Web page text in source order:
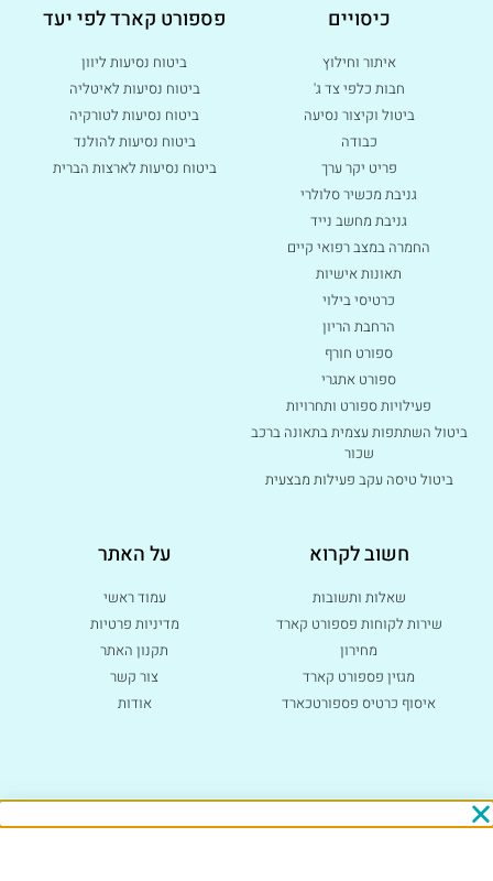
כיסויים
איתור וחילוץ
חבות כלפי צד ג'
ביטול וקיצור נסיעה
כבודה
פריט יקר ערך
גניבת מכשיר סלולרי
גניבת מחשב נייד
החמרה במצב רפואי קיים
תאונות אישיות
כרטיסי בילוי
הרחבת הריון
ספורט חורף
ספורט אתגרי
פעילויות ספורט ותחרויות
ביטול השתתפות עצמית בתאונה ברכב
שכור
ביטול טיסה עקב פעילות מבצעית
פספורט קארד לפי יעד
ביטוח נסיעות ליוון
ביטוח נסיעות לאיטליה
ביטוח נסיעות לטורקיה
ביטוח נסיעות להולנד
ביטוח נסיעות לארצות הברית
חשוב לקרוא
שאלות ותשובות
שירות לקוחות פספורט קארד
מחירון
מגזין פספורט קארד
איסוף כרטיס פספורטכארד
על האתר
עמוד ראשי
מדיניות פרטיות
תקנון האתר
צור קשר
אודות